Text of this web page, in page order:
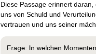
Diese Passage erinnert
uns von Schuld und
vertrauen und uns seiner
Frage: In welchen